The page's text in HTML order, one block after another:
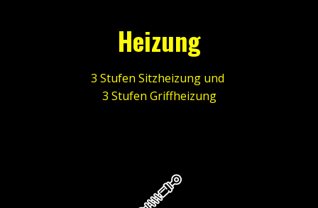
Heizung
3 Stufen Sitzheizung und
3 Stufen Griffheizung